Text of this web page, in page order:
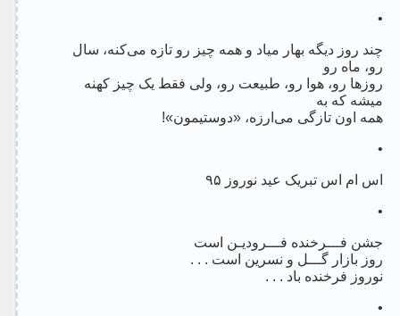
•
چند روز دیگه بهار میاد و همه‌ چیز رو تازه می‌کنه، سال
رو، ماه رو
روزها رو، هوا رو، طبیعت رو، ولی فقط یک چیز کهنه
میشه که به
همه اون تاز‌گی می‌ارزه، «دوستیمون»!
•
اس ام اس تبریک عید نوروز ۹۵
•
جشن فـــرخنده فـــرودیـن است
روز بازار گـــل و نسرین است . . .
نوروز فرخنده باد . . .
•